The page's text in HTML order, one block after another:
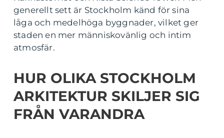
generellt sett är Stockholm känd för sina
låga och medelhöga byggnader, vilket ger
staden en mer människovänlig och intim
atmosfär.
HUR OLIKA STOCKHOLM
ARKITEKTUR SKILJER SIG
FRÅN VARANDRA